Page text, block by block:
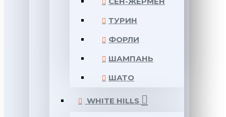
ТУРИН
ФОРЛИ
ШАМПАНЬ
ШАТО
WHITE HILLS